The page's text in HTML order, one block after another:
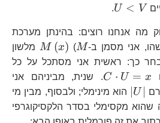
U < V
.
מה אנחנו רוצים: בהינתן מערכת
C x
אני מסמן ב- M (x) (M
מלשון
V
כך: ראשית אני מסתכל על כל
U C ⋅ U = x
. שנית, מביניהם אני
U
הוא מינימלי; ולבסוף, מבין מי
שהוא מקסימלי בסדר הלקסיקוגרפי